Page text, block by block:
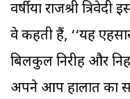
वर्षीया राजश्री
वे कहती हैं, ‘‘यह
बिलकुल निरीह और
अपने आप हालात का